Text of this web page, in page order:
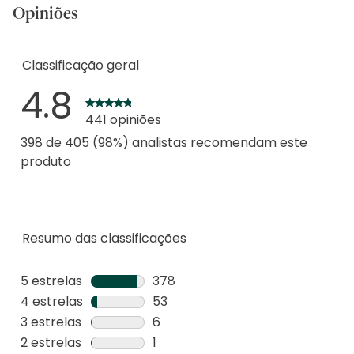
Opiniões
Resumo das classificações
5 estrelas estrelas
378
378
análises
com
4 estrelas estrelas
53
53
análises
3 estrelas estrelas
6
6
2 estrelas estrelas
1
Classificação geral
4.8
441 opiniões
398 de 405 (98%) analistas recomendam este
produto